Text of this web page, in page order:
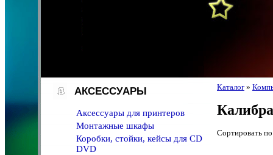
АКСЕССУАРЫ
Аксессуары для принтеров
Монтажные шкафы
Коробки, стойки, кейсы для CD
DVD
Каталог »
Сортировать